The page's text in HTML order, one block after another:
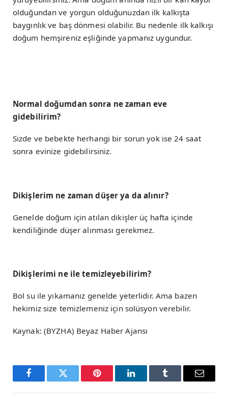
olduğundan ve yorgun olduğunuzdan ilk kalkışta
baygınlık ve baş dönmesi olabilir. Bu nedenle ilk kalkışı
doğum hemşireniz eşliğinde yapmanız uygundur.
Normal doğumdan sonra ne zaman eve
gidebilirim?
Sizde ve bebekte herhangi bir sorun yok ise 24 saat
sonra evinize gidebilirsiniz.
Dikişlerim ne zaman düşer ya da alınır?
Genelde doğum için atılan dikişler üç hafta içinde
kendiliğinde düşer alınması gerekmez.
Dikişlerimi ne ile temizleyebilirim?
Bol su ile yıkamanız genelde yeterlidir. Ama bazen
hekimiz size temizlemeniz için solüsyon verebilir.
Kaynak: (BYZHA) Beyaz Haber Ajansı
FacebookTwitter Pinterest LinkedInTumblr Email